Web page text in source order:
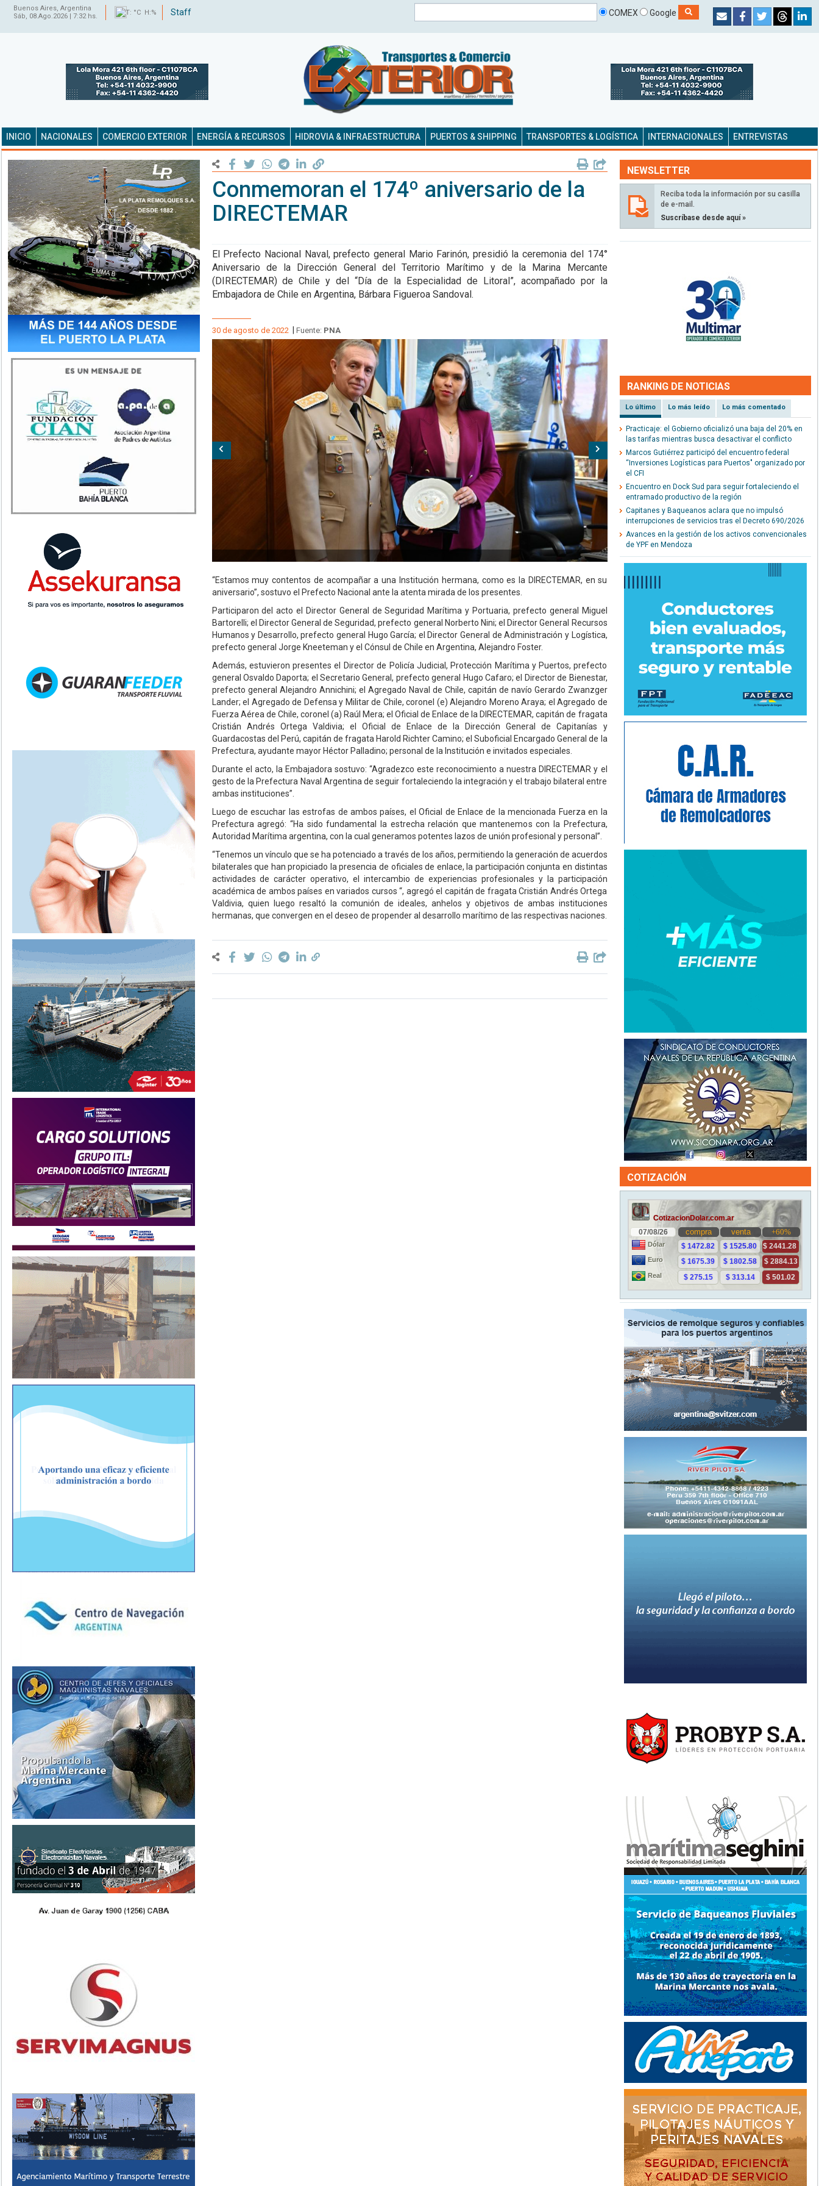
Buenos Aires, Argentina
Sáb, 08.Ago.2026 | 7:32 hs.
T: °C H:% Staff COMEX Google
INICIO NACIONALES COMERCIO EXTERIOR ENERGÍA & RECURSOS HIDROVIA & INFRAESTRUCTURA PUERTOS & SHIPPING TRANSPORTES & LOGÍSTICA INTERNACIONALES ENTREVISTAS
Conmemoran el 174º aniversario de la
DIRECTEMAR
El Prefecto Nacional Naval, prefecto general Mario Farinón, presidió la ceremonia del 174°
Aniversario de la Dirección General del Territorio Marítimo y de la Marina Mercante
(DIRECTEMAR) de Chile y del “Día de la Especialidad de Litoral”, acompañado por la
Embajadora de Chile en Argentina, Bárbara Figueroa Sandoval.
30 de agosto de 2022 Fuente: PNA
Siguiente
“Estamos muy contentos de acompañar a una Institución hermana, como es la DIRECTEMAR, en su
aniversario”, sostuvo el Prefecto Nacional ante la atenta mirada de los presentes.
Participaron del acto el Director General de Seguridad Marítima y Portuaria, prefecto general Miguel
Bartorelli; el Director General de Seguridad, prefecto general Norberto Nini; el Director General Recursos
Humanos y Desarrollo, prefecto general Hugo García; el Director General de Administración y Logística,
prefecto general Jorge Kneeteman y el Cónsul de Chile en Argentina, Alejandro Foster.
Además, estuvieron presentes el Director de Policía Judicial, Protección Marítima y Puertos, prefecto
general Osvaldo Daporta; el Secretario General, prefecto general Hugo Cafaro; el Director de Bienestar,
prefecto general Alejandro Annichini; el Agregado Naval de Chile, capitán de navío Gerardo Zwanzger
Lander; el Agregado de Defensa y Militar de Chile, coronel (e) Alejandro Moreno Araya; el Agregado de
Fuerza Aérea de Chile, coronel (a) Raúl Mera; el Oficial de Enlace de la DIRECTEMAR, capitán de fragata
Cristián Andrés Ortega Valdivia; el Oficial de Enlace de la Dirección General de Capitanías y
Guardacostas del Perú, capitán de fragata Harold Richter Camino; el Suboficial Encargado General de la
Prefectura, ayudante mayor Héctor Palladino; personal de la Institución e invitados especiales.
Durante el acto, la Embajadora sostuvo: “Agradezco este reconocimiento a nuestra DIRECTEMAR y el
gesto de la Prefectura Naval Argentina de seguir fortaleciendo la integración y el trabajo bilateral entre
ambas instituciones”.
Luego de escuchar las estrofas de ambos países, el Oficial de Enlace de la mencionada Fuerza en la
Prefectura agregó: “Ha sido fundamental la estrecha relación que mantenemos con la Prefectura,
Autoridad Marítima argentina, con la cual generamos potentes lazos de unión profesional y personal”.
“Tenemos un vínculo que se ha potenciado a través de los años, permitiendo la generación de acuerdos
bilaterales que han propiciado la presencia de oficiales de enlace, la participación conjunta en distintas
actividades de carácter operativo, el intercambio de experiencias profesionales y la participación
académica de ambos países en variados cursos “, agregó el capitán de fragata Cristián Andrés Ortega
Valdivia, quien luego resaltó la comunión de ideales, anhelos y objetivos de ambas instituciones
hermanas, que convergen en el deseo de propender al desarrollo marítimo de las respectivas naciones.
NEWSLETTER
Reciba toda la información por su casilla
de e-mail.
Suscríbase desde aquí »
RANKING DE NOTICIAS
Lo último Lo más leído Lo más comentado
Practicaje: el Gobierno oficializó una baja del 20% en
las tarifas mientras busca desactivar el conflicto
Marcos Gutiérrez participó del encuentro federal
“Inversiones Logísticas para Puertos" organizado por
el CFI
Encuentro en Dock Sud para seguir fortaleciendo el
entramado productivo de la región
Capitanes y Baqueanos aclara que no impulsó
interrupciones de servicios tras el Decreto 690/2026
Avances en la gestión de los activos convencionales
de YPF en Mendoza
COTIZACIÓN